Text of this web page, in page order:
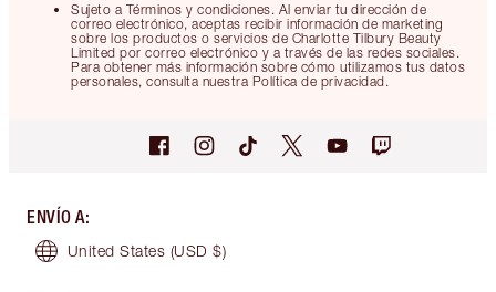
Sujeto a Términos y condiciones. Al enviar tu dirección de
correo electrónico, aceptas recibir información de marketing
sobre los productos o servicios de Charlotte Tilbury Beauty
Limited por correo electrónico y a través de las redes sociales.
Para obtener más información sobre cómo utilizamos tus datos
personales, consulta nuestra Política de privacidad.
ENVÍO A:
United States (USD $)